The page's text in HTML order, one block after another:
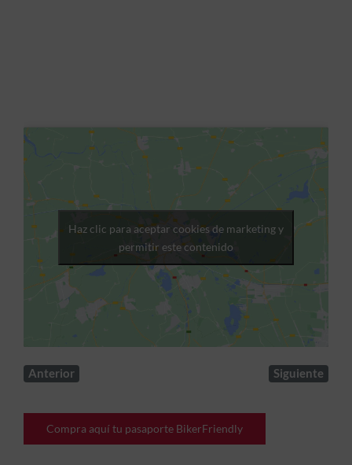
Haz clic para aceptar cookies de marketing y
permitir este contenido
Anterior Siguiente
Compra aquí tu pasaporte BikerFriendly